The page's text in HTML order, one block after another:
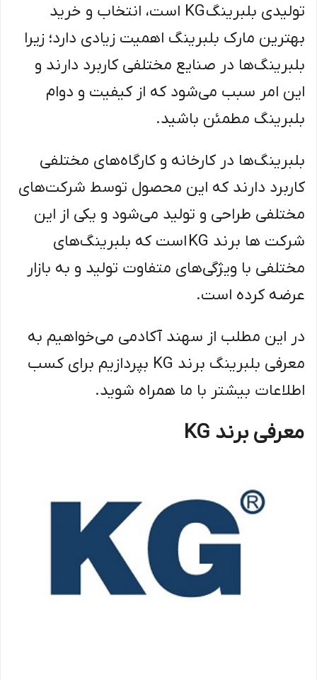
تولیدی بلبرینگ KG است، انتخاب و خرید
بهترین مارک بلبرینگ اهمیت زیادی دارد؛ زیرا
بلبرینگ‌ها در صنایع مختلفی کاربرد دارند و
این امر سبب می‌شود که از کیفیت و دوام
بلبرینگ مطمئن باشید.
بلبرینگ‌ها در کارخانه و کارگاه‌های مختلفی
کاربرد دارند که این محصول توسط شرکت‌های
مختلفی طراحی و تولید می‌شود و یکی از این
شرکت ‌ها برند KG است که بلبرینگ‌های
مختلفی با ویژگی‌های متفاوت تولید و به بازار
عرضه کرده است.
در این مطلب از سهند آکادمی می‌خواهیم به
معرفی بلبرینگ برند KG بپردازیم برای کسب
اطلاعات بیشتر با ما همراه شوید.
معرفی برند KG